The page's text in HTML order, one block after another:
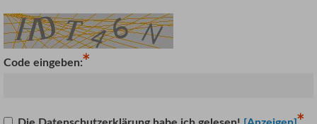
Code eingeben: